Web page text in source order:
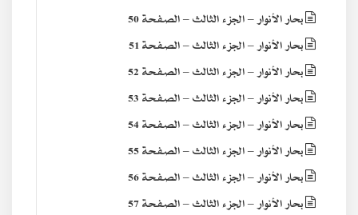
بحار الأنوار – الجزء الثالث – الصفحة 50
بحار الأنوار – الجزء الثالث – الصفحة 51
بحار الأنوار – الجزء الثالث – الصفحة 52
بحار الأنوار – الجزء الثالث – الصفحة 53
بحار الأنوار – الجزء الثالث – الصفحة 54
بحار الأنوار – الجزء الثالث – الصفحة 55
بحار الأنوار – الجزء الثالث – الصفحة 56
بحار الأنوار – الجزء الثالث – الصفحة 57